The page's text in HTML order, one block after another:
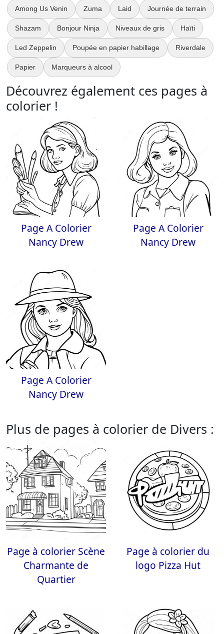
Among Us Venin Zuma Laid Journée de terrain
Shazam Bonjour Ninja Niveaux de gris Haïti
Led Zeppelin Poupée en papier habillage Riverdale
Papier Marqueurs à alcool
Découvrez également ces pages à
colorier !
Page A Colorier
Nancy Drew
Page A Colorier
Nancy Drew
Page A Colorier
Nancy Drew
Plus de pages à colorier de Divers :
Page à colorier Scène
Charmante de
Quartier
Page à colorier du
logo Pizza Hut